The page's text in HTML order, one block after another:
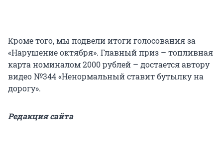
Кроме того, мы подвели итоги голосования за
«Нарушение октября». Главный приз – топливная
карта номиналом 2000 рублей – достается автору
видео №344 «Ненормальный ставит бутылку на
дорогу».
Редакция сайта